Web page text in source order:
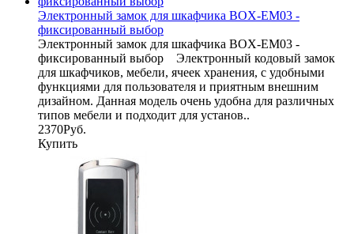
Электронный замок для шкафчика BOX-EM03 -
фиксированный выбор
Электронный замок для шкафчика BOX-EM03 -
фиксированный выбор Электронный кодовый замок
для шкафчиков, мебели, ячеек хранения, с удобными
функциями для пользователя и приятным внешним
дизайном. Данная модель очень удобна для различных
типов мебели и подходит для установ..
2370Руб.
Купить